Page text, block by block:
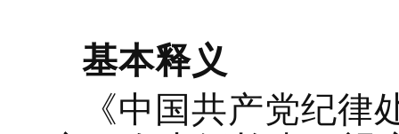
基本释义
《中国共产党纪